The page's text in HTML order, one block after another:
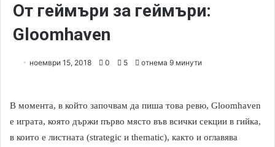
От геймъри за геймъри:
Gloomhaven
ноември 15, 2018 0 5 отнема 9 минути
В момента, в който започвам да пиша това ревю, Gloomhaven
е играта, която държи първо място във всички секции в гийка,
в които е листната (strategic и thematic), както и оглавява